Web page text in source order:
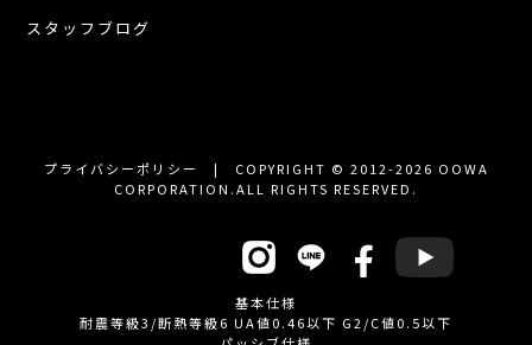
スタッフブログ
プライバシーポリシー
| COPYRIGHT © 2012-2026 OOWA
CORPORATION.ALL RIGHTS RESERVED.
基本仕様
耐震等級3/断熱等級6 UA値0.46以下 G2/C値0.5以下